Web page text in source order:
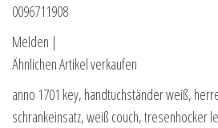
0096711908
Melden |
Ähnlichen Artikel verkaufen
anno 1701 key, handtuchständer weiß,
schrankeinsatz, weiß couch, tresenhocker